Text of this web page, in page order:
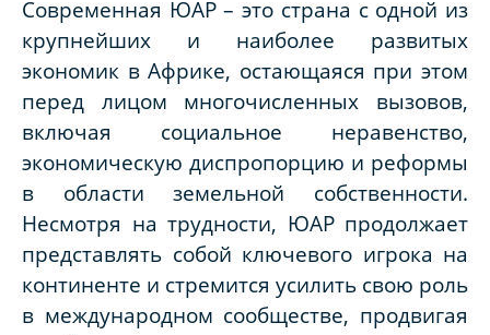
Современная ЮАР – это страна с одной из
крупнейших и наиболее развитых
экономик в Африке, остающаяся при этом
перед лицом многочисленных вызовов,
включая социальное неравенство,
экономическую диспропорцию и реформы
в области земельной собственности.
Несмотря на трудности, ЮАР продолжает
представлять собой ключевого игрока на
континенте и стремится усилить свою роль
в международном сообществе, продвигая